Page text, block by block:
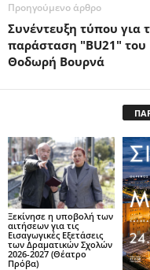
Προηγούμενο άρθρο
Συνέντευξη τύπου για
παράσταση "BU21" του
Θοδωρή Βουρνά
Ξεκίνησε η υποβολή των
αιτήσεων για τις
Εισαγωγικές Εξετάσεις
των Δραματικών Σχολών
2026-2027 (Θέατρο
Πρόβα)